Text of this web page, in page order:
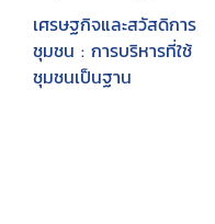
เศรษฐกิจและสวัสดิการ
ชุมชน : การบริหารที่ใช้
ชุมชนเป็นฐาน